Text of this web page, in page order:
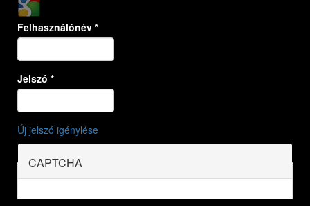
Felhasználónév *
Jelszó *
Új jelszó igénylése
CAPTCHA